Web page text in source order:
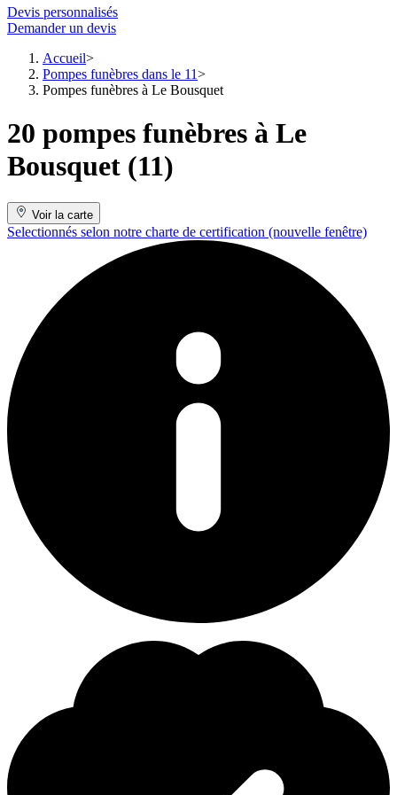
Devis personnalisés
Demander un devis
Accueil
Pompes funèbres dans le 11
Pompes funèbres à Le Bousquet
20 pompes funèbres à Le
Bousquet (11)
Voir la carte
Selectionnés selon notre charte de certification (nouvelle fenêtre)